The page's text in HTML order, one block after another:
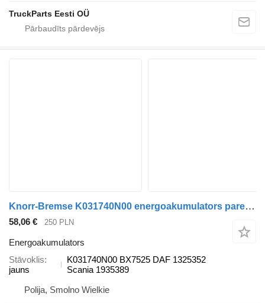
TruckParts Eesti OÜ
Knorr-Bremse K031740N00 energoakumulators paredzēts DAF Scania vilcēja
58,06 € 250 PLN
Energoakumulators
Stāvoklis
jauns
K031740N00 BX7525 DAF 1325352
Scania 1935389
Polija, Smolno Wielkie